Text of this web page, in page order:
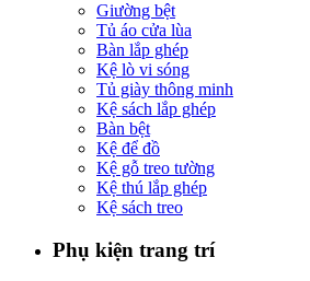
Giường bệt
Tủ áo cửa lùa
Bàn lắp ghép
Kệ lò vi sóng
Tủ giày thông minh
Kệ sách lắp ghép
Bàn bệt
Kệ để đồ
Kệ gỗ treo tường
Kệ thú lắp ghép
Kệ sách treo
Phụ kiện trang trí